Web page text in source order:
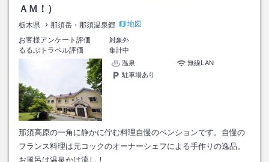
ＡＭ！）
栃木県 那須岳・那須温泉郷
地図
お客様アンケート評価
対象外
るるぶトラベル評価
集計中
温泉
無線LAN
駐車場あり
那須高原の一角に静かに佇む料理自慢のペンションです。自慢の
フランス料理は元コックのオーナーシェフによる手作りの逸品。
お風呂は温泉かけ流し！